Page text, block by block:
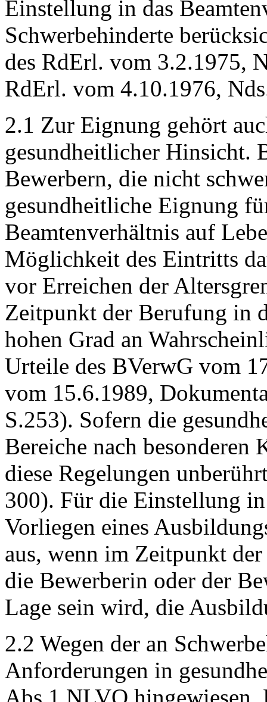
Einstellung in das
Schwerbehinderte
des RdErl. vom 3.2.1975,
RdErl. vom 4.10.1976,
2.1 Zur Eignung gehört
gesundheitlicher Hinsicht.
Bewerbern, die nicht
gesundheitliche Eignung
Beamtenverhältnis auf
Möglichkeit des Eintritts
vor Erreichen der
Zeitpunkt der Berufung in
hohen Grad an
Urteile des BVerwG vom
vom 15.6.1989,
S.253). Sofern die
Bereiche nach
diese Regelungen
300). Für die Einstellung
Vorliegen eines
aus, wenn im Zeitpunkt
die Bewerberin oder der
Lage sein wird, die
2.2 Wegen der an
Anforderungen in